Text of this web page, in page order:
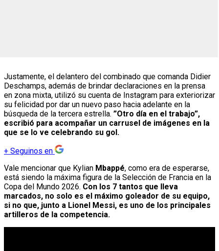
Justamente, el delantero del combinado que comanda Didier
Deschamps, además de brindar declaraciones en la prensa
en zona mixta, utilizó su cuenta de Instagram para exteriorizar
su felicidad por dar un nuevo paso hacia adelante en la
búsqueda de la tercera estrella. ”Otro día en el trabajo”,
escribió para acompañar un carrusel de imágenes en la
que se lo ve celebrando su gol.
+ Seguinos en
Vale mencionar que Kylian Mbappé, como era de esperarse,
está siendo la máxima figura de la Selección de Francia en la
Copa del Mundo 2026. Con los 7 tantos que lleva
marcados, no solo es el máximo goleador de su equipo,
si no que, junto a Lionel Messi, es uno de los principales
artilleros de la competencia.